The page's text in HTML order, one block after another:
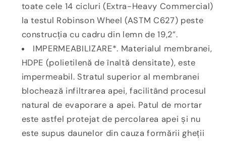
toate cele 14 cicluri (Extra-Heavy Commercial)
la testul Robinson Wheel (ASTM C627) peste
construcția cu cadru din lemn de 19,2”.
IMPERMEABILIZARE*. Materialul membranei,
HDPE (polietilenă de înaltă densitate), este
impermeabil. Stratul superior al membranei
blochează infiltrarea apei, facilitând procesul
natural de evaporare a apei. Patul de mortar
este astfel protejat de percolarea apei și nu
este supus daunelor din cauza formării gheții